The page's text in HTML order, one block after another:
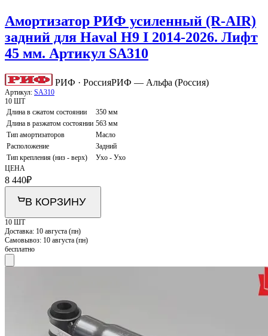
Амортизатор РИФ усиленный (R-AIR)
задний для Haval H9 I 2014-2026. Лифт
45 мм. Артикул SA310
РИФ · РоссияРИФ — Альфа (Россия)
Артикул: SA310
10 ШТ
Длина в сжатом состоянии
350 мм
Длина в разжатом состоянии 563 мм
Тип амортизаторов
Масло
Расположение
Задний
Тип крепления (низ - верх)
Ухо - Ухо
ЦЕНА
8 440₽
В КОРЗИНУ
10 ШТ
Доставка: 10 августа (пн)
Самовывоз: 10 августа (пн)
бесплатно